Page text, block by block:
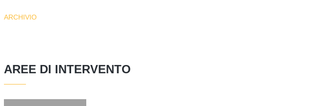
ARCHIVIO
AREE DI INTERVENTO